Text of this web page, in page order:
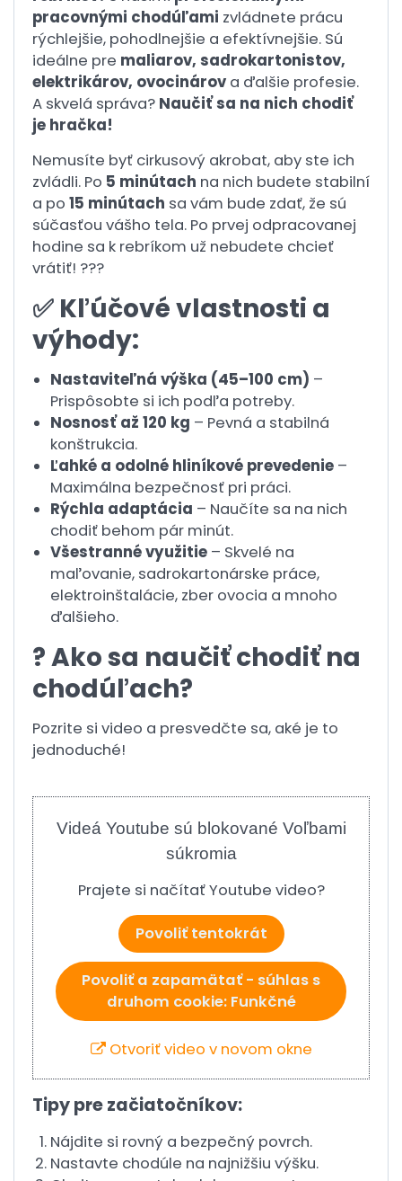
pracovnými chodúľami zvládnete prácu
rýchlejšie, pohodlnejšie a efektívnejšie. Sú
ideálne pre maliarov, sadrokartonistov,
elektrikárov, ovocinárov a ďalšie profesie.
A skvelá správa? Naučiť sa na nich chodiť
je hračka!
Nemusíte byť cirkusový akrobat, aby ste ich
zvládli. Po 5 minútach na nich budete stabilní
a po 15 minútach sa vám bude zdať, že sú
súčasťou vášho tela. Po prvej odpracovanej
hodine sa k rebríkom už nebudete chcieť
vrátiť! ???
✅ Kľúčové vlastnosti a
výhody:
Nastaviteľná výška (45–100 cm) –
Prispôsobte si ich podľa potreby.
Nosnosť až 120 kg – Pevná a stabilná
konštrukcia.
Ľahké a odolné hliníkové prevedenie –
Maximálna bezpečnosť pri práci.
Rýchla adaptácia – Naučíte sa na nich
chodiť behom pár minút.
Všestranné využitie – Skvelé na
maľovanie, sadrokartonárske práce,
elektroinštalácie, zber ovocia a mnoho
ďalšieho.
? Ako sa naučiť chodiť na
chodúľach?
Pozrite si video a presvedčte sa, aké je to
jednoduché!
Videá Youtube sú blokované Voľbami
súkromia
Prajete si načítať Youtube video?
Povoliť tentokrát
Povoliť a zapamätať - súhlas s
druhom cookie: Funkčné
Otvoriť video v novom okne
Tipy pre začiatočníkov:
Nájdite si rovný a bezpečný povrch.
Nastavte chodúle na najnižšiu výšku.